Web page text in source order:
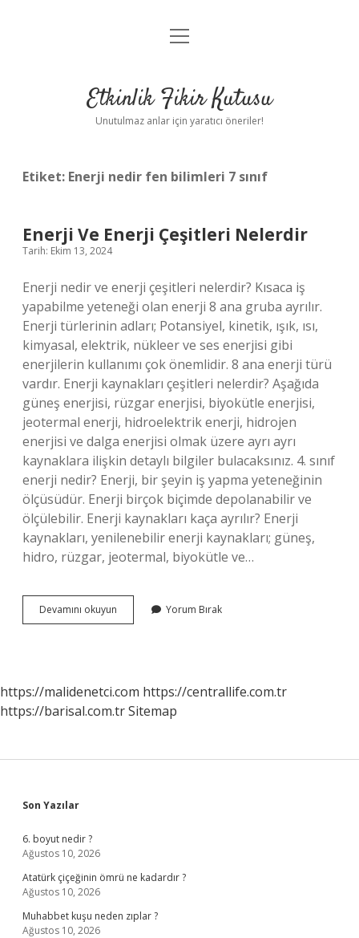
Anasayfa
Yasal Uyarı
menüyü
Etkinlik Fikir Kutusu
Unutulmaz anlar için yaratıcı öneriler!
Etiket: Enerji nedir fen bilimleri 7 sınıf
Enerji Ve Enerji Çeşitleri Nelerdir
Tarih: Ekim 13, 2024
Enerji nedir ve enerji çeşitleri nelerdir? Kısaca iş
yapabilme yeteneği olan enerji 8 ana gruba ayrılır.
Enerji türlerinin adları; Potansiyel, kinetik, ışık, ısı,
kimyasal, elektrik, nükleer ve ses enerjisi gibi
enerjilerin kullanımı çok önemlidir. 8 ana enerji türü
vardır. Enerji kaynakları çeşitleri nelerdir? Aşağıda
güneş enerjisi, rüzgar enerjisi, biyokütle enerjisi,
jeotermal enerji, hidroelektrik enerji, hidrojen
enerjisi ve dalga enerjisi olmak üzere ayrı ayrı
kaynaklara ilişkin detaylı bilgiler bulacaksınız. 4. sınıf
enerji nedir? Enerji, bir şeyin iş yapma yeteneğinin
ölçüsüdür. Enerji birçok biçimde depolanabilir ve
ölçülebilir. Enerji kaynakları kaça ayrılır? Enerji
kaynakları, yenilenebilir enerji kaynakları; güneş,
hidro, rüzgar, jeotermal, biyokütle ve…
Devamını okuyun
Ve
Yorum Bırak
https://malidenetci.com https://centrallife.com.tr
https://barisal.com.trSitemap
Sidebar
Son Yazılar
6. boyut nedir ?
Ağustos 10, 2026
Atatürk çiçeğinin ömrü ne kadardır ?
Ağustos 10, 2026
Muhabbet kuşu neden zıplar ?
Ağustos 10, 2026